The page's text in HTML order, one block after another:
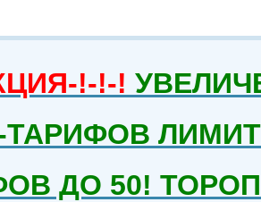
!-!-!
ДО 50!